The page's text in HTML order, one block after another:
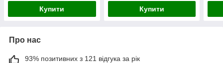
Купити Купити
Про нас
93% позитивних з 121 відгука за рік